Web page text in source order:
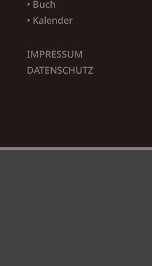
• Buch
• Kalender
IMPRESSUM
DATENSCHUTZ